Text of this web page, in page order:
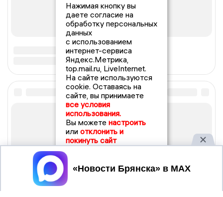
Нажимая кнопку вы
даете согласие на
обработку персональных
данных
с использованием
интернет-сервиса
Яндекс.Метрика,
top.mail.ru, LiveInternet.
На сайте используются
cookie. Оставаясь на
сайте, вы принимаете
все условия
использования.
Вы можете настроить
или отклонить и
покинуть сайт
Принять